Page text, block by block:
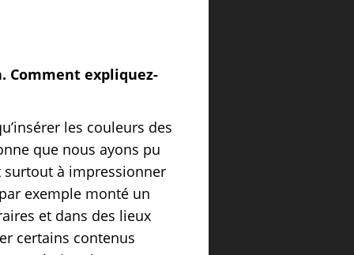
Comment expliquez-
les couleurs des
que nous ayons pu
à impressionner
exemple monté un
et dans des lieux
certains contenus